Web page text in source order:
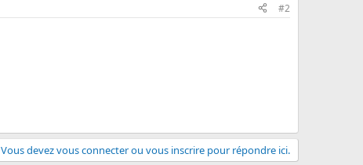
#2
Vous devez vous connecter ou vous inscrire pour répondre ici.